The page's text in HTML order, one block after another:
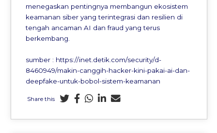
menegaskan pentingnya membangun ekosistem
keamanan siber yang terintegrasi dan resilien di
tengah ancaman AI dan fraud yang terus
berkembang.
sumber : https://inet.detik.com/security/d-
8460949/makin-canggih-hacker-kini-pakai-ai-dan-
deepfake-untuk-bobol-sistem-keamanan
Share this